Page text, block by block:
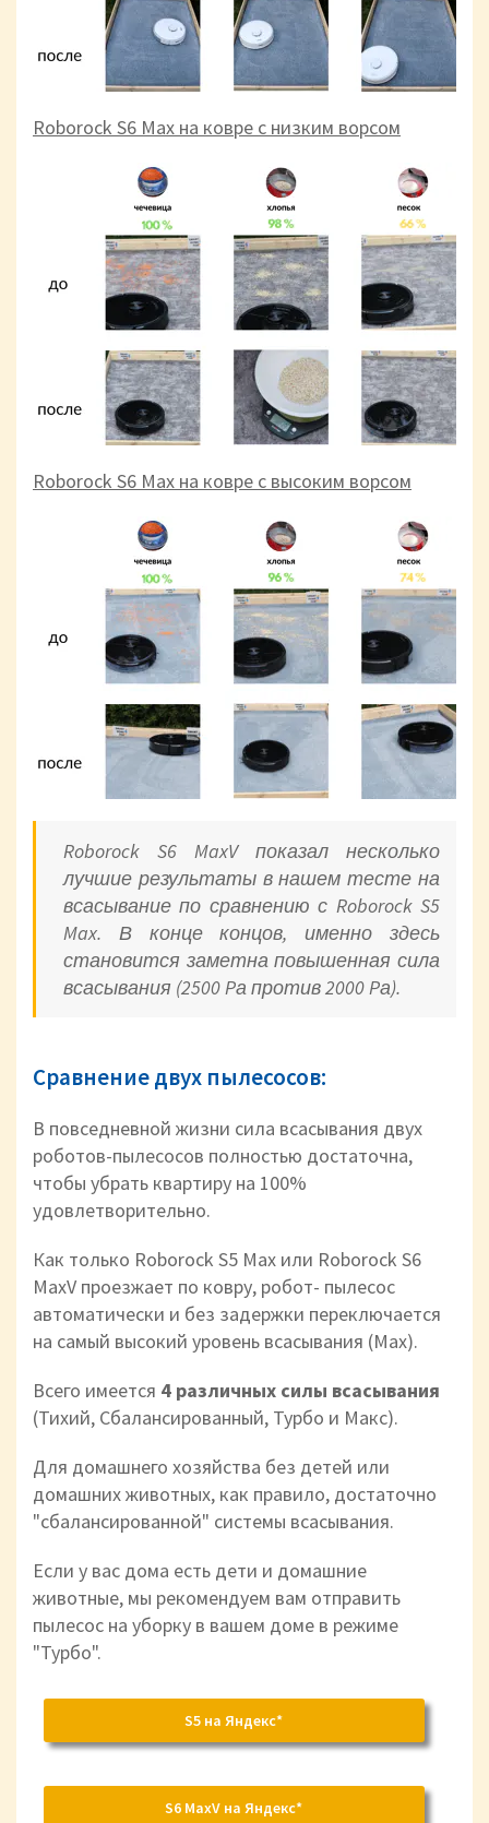
Roborock S6 Max на ковре с низким ворсом
Roborock S6 Max на ковре с высоким ворсом
Roborock S6 MaxV показал несколько
лучшие результаты в нашем тесте на
всасывание по сравнению с Roborock S5
Max. В конце концов, именно здесь
становится заметна повышенная сила
всасывания (2500 Pа против 2000 Pа).
Сравнение двух пылесосов:
В повседневной жизни сила всасывания двух
роботов-пылесосов полностью достаточна,
чтобы убрать квартиру на 100%
удовлетворительно.
Как только Roborock S5 Max или Roborock S6
MaxV проезжает по ковру, робот- пылесос
автоматически и без задержки переключается
на самый высокий уровень всасывания (Max).
Всего имеется 4 различных силы всасывания
(Тихий, Сбалансированный, Турбо и Макс).
Для домашнего хозяйства без детей или
домашних животных, как правило, достаточно
"сбалансированной" системы всасывания.
Если у вас дома есть дети и домашние
животные, мы рекомендуем вам отправить
пылесос на уборку в вашем доме в режиме
"Турбо".
S5 на Яндекс*
S6 MaxV на Яндекс*